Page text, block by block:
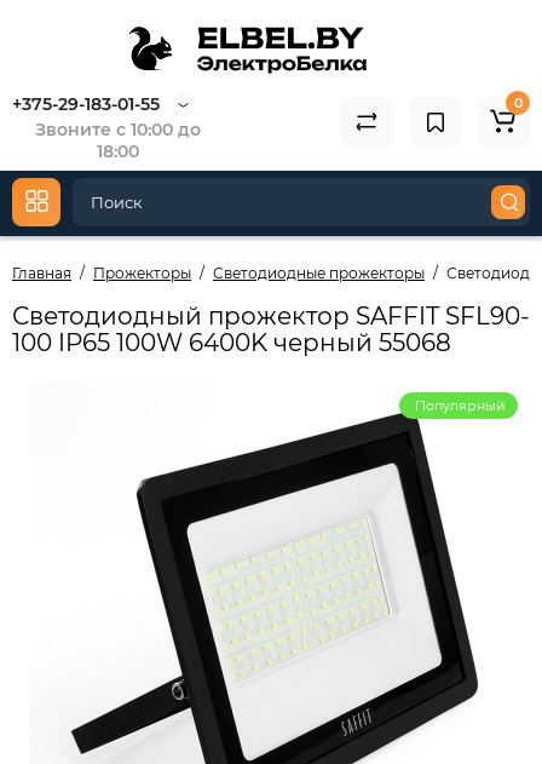
+375-29-183-01-55
Звоните с 10:00 до
18:00
0
Главная Прожекторы Светодиодные прожекторы
Светодиодный прожектор SAFFIT SFL90-
100 IP65 100W 6400K черный 55068
Популярный